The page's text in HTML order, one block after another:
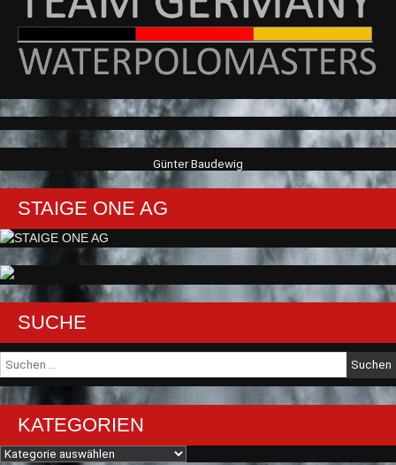
Günter Baudewig
STAIGE ONE AG
SUCHE
Suche
nach:
KATEGORIEN
Kategorien